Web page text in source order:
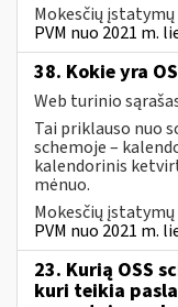
Mokesčių
PVM nuo 2021 m.
38. Kokie yra
Web turinio
Tai priklauso nuo
schemoje –
kalendorinis
mėnuo.
Mokesčių
PVM nuo 2021 m.
23. Kurią OSS
kuri teikia